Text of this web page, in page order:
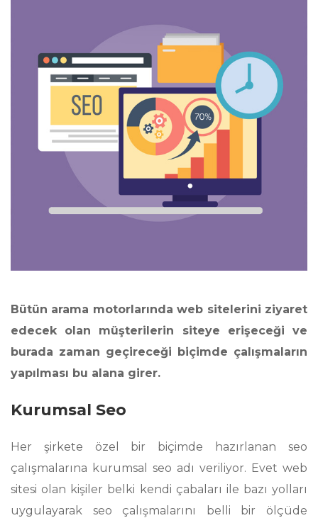
Bütün arama motorlarında web sitelerini ziyaret
edecek olan müşterilerin siteye erişeceği ve
burada zaman geçireceği biçimde çalışmaların
yapılması bu alana girer.
Kurumsal Seo
Her şirkete özel bir biçimde hazırlanan seo
çalışmalarına kurumsal seo adı veriliyor. Evet web
sitesi olan kişiler belki kendi çabaları ile bazı yolları
uygulayarak seo çalışmalarını belli bir ölçüde